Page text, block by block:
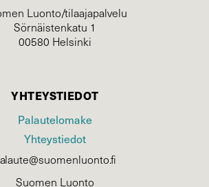
Luonto/tilaajapalvelu
Sörnäistenkatu 1
00580 Helsinki
YHTEYSTIEDOT
Palautelomake
Yhteystiedot
Suomen Luonto